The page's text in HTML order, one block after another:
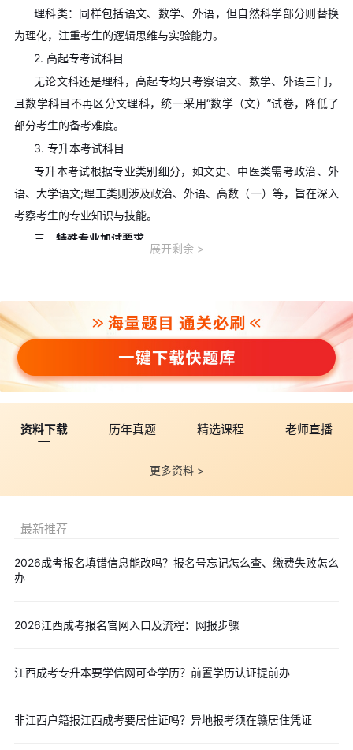
理科类：同样包括语文、数学、外语，但自然科学部分则替换
为理化，注重考生的逻辑思维与实验能力。
2. 高起专考试科目
无论文科还是理科，高起专均只考察语文、数学、外语三门，
且数学科目不再区分文理科，统一采用“数学（文）”试卷，降低了
部分考生的备考难度。
3. 专升本考试科目
专升本考试根据专业类别细分，如文史、中医类需考政治、外
语、大学语文;理工类则涉及政治、外语、高数（一）等，旨在深入
考察考生的专业知识与技能。
三、特殊专业加试要求
参加或加试不合格者将无法被相关专业录取。考生需密切关注各校
通知，提前准备。
除艺术与体育类外，其他专业是否加试由高校自行决定。考生
可咨询目标院校招生办，了解具体加试安排。
1. 命题依据
所有统考科目均依据教育部《全国各类成人高等学校招生考试
每科试题满分为150分，高起本、高起专的统考科目每门考试
时间为120分钟，专升本则为150分钟。考生需合理分配答题时
间，确保每题都能得到充分思考。
家准备了成人高考的专业课程，带你轻松备考，点击领取
2024年全国各省市成人高考报名时间及报名入口汇总
展开剩余
资料下载 历年真题 精选课程 老师直播
更多资料 >
最新推荐
2026成考报名填错信息能改吗？报名号忘记怎么查、缴费失败怎么
办
2026江西成考报名官网入口及流程：网报步骤
江西成考专升本要学信网可查学历？前置学历认证提前办
非江西户籍报江西成考要居住证吗？异地报考须在赣居住凭证